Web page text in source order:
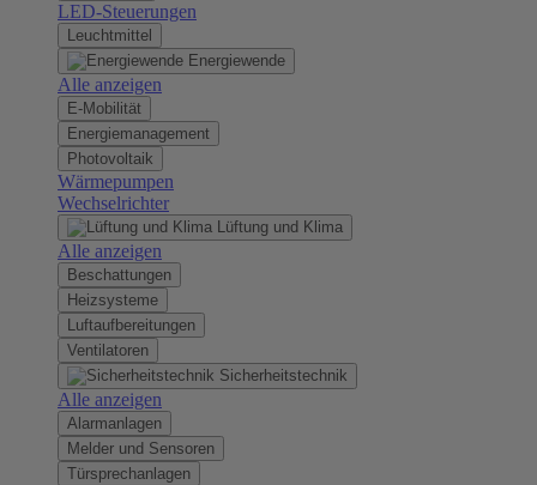
LED-Steuerungen
Leuchtmittel
Energiewende
Alle anzeigen
E-Mobilität
Energiemanagement
Photovoltaik
Wärmepumpen
Wechselrichter
Lüftung und Klima
Alle anzeigen
Beschattungen
Heizsysteme
Luftaufbereitungen
Ventilatoren
Sicherheitstechnik
Alle anzeigen
Alarmanlagen
Melder und Sensoren
Türsprechanlagen